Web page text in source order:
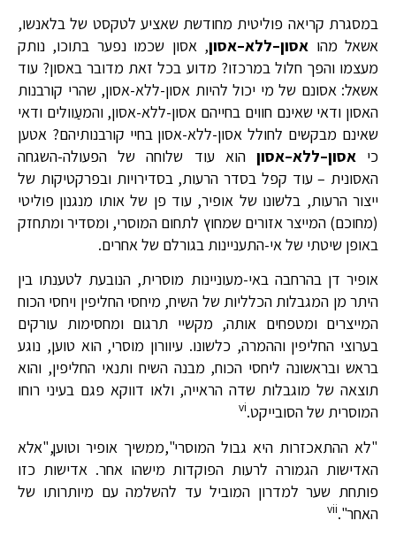
במסגרת קריאה פוליטית מחודשת שאציע לטקסט של בלאנשו,
אשאל מהו אסון–ללא–אסון, אסון שכמו נפער בתוכו, נותק
מעצמו והפך חלול במרכזו? מדוע בכל זאת מדובר באסון? עוד
אשאל: אסונם של מי יכול להיות אסון-ללא-אסון, שהרי קורבנות
האסון ודאי שאינם חווים בחייהם אסון-ללא-אסון, והמעַוולים ודאי
שאינם מבקשים לחולל אסון-ללא-אסון בחיי קורבנותיהם? אטען
כיאסון–ללא–אסון הוא עוד שלוחה של הפעולה-השגחה
האסונית – עוד קפל בסדר הרעות, בסדירויות ובפרקטיקות של
ייצור הרעות, בלשונו של אופיר, עוד פן של אותו מנגנון פוליטי
(מחוכם) המייצר אזורים שמחוץ לתחום המוסרי, ומסדיר ומתחזק
באופן שיטתי של אי-התעניינות בגורלם של אחרים.
אופיר דן בהרחבה באי-מעוניינות מוסרית, הנובעת לטענתו בין
היתר מן המגבלות הכלליות של השיח, מיחסי החליפין ויחסי הכוח
המייצרים ומטפחים אותה, מקשיי תרגום ומחסימות עורקים
בערוצי החליפין וההמרה, כלשונו. עיוורון מוסרי, הוא טוען, נוגע
בראש ובראשונה ליחסי הכוח, מבנה השיח ותנאי החליפין, והוא
תוצאה של מוגבלות שדה הראייה, ולאו דווקא פגם בעיני רוחו
המוסרית של הסובייקט.vi
"לא ההתאכזרות היא גבול המוסרי",ממשיך אופיר וטוען,"אלא
האדישות הגמורה לרעות הפוקדות מישהו אחר. אדישות כזו
פותחת שער למדרון המוביל עד להשלמה עם מיותרותו של
האחר".vii